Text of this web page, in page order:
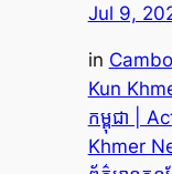
Jul 9,
in
Kun
កម្ពុជា |
Khmer